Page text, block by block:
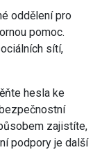
oddělení pro
pomoc.
sítí,
hesla ke
zajistíte,
podpory je další